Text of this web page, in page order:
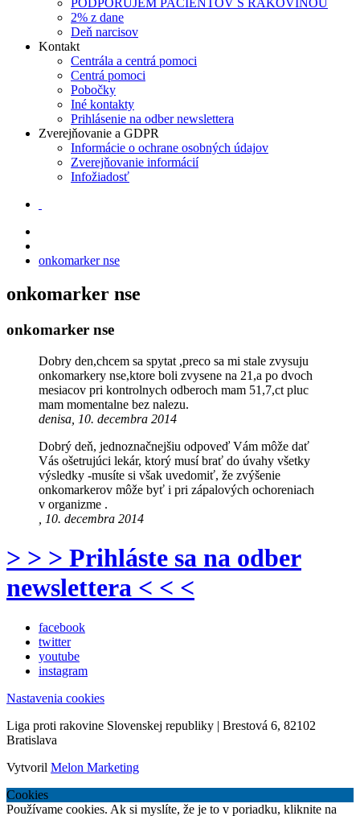
2% z dane
Deň narcisov
Kontakt
Centrála a centrá pomoci
Centrá pomoci
Pobočky
Iné kontakty
Prihlásenie na odber newslettera
Zverejňovanie a GDPR
Informácie o ochrane osobných údajov
Zverejňovanie informácií
Infožiadosť
onkomarker nse
onkomarker nse
onkomarker nse
Dobry den,chcem sa spytat ,preco sa mi stale zvysuju
onkomarkery nse,ktore boli zvysene na 21,a po dvoch
mesiacov pri kontrolnych odberoch mam 51,7,ct pluc
mam momentalne bez nalezu.
denisa, 10. decembra 2014
Dobrý deň, jednoznačnejšiu odpoveď Vám môže dať
Vás ošetrujúci lekár, ktorý musí brať do úvahy všetky
výsledky -musíte si však uvedomiť, že zvýšenie
onkomarkerov môže byť i pri zápalových ochoreniach
v organizme .
, 10. decembra 2014
> > > Prihláste sa na odber
newslettera < < <
facebook
twitter
youtube
instagram
Nastavenia cookies
Liga proti rakovine Slovenskej republiky | Brestová 6, 82102
Bratislava
Vytvoril Melon Marketing
Cookies
Používame cookies. Ak si myslíte, že je to v poriadku, kliknite na